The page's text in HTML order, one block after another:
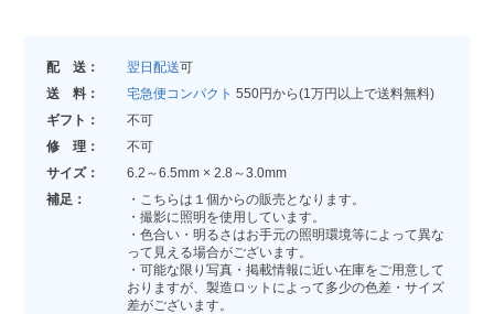
配 送： 翌日配送可
送 料：
宅急便コンパクト 550円から(1万円以上で送料無料)
ギフト：
不可
修 理：
不可
サイズ：
6.2～6.5mm × 2.8～3.0mm
補足：
・こちらは１個からの販売となります。
・撮影に照明を使用しています。
・色合い・明るさはお手元の照明環境等によって異な
って見える場合がございます。
・可能な限り写真・掲載情報に近い在庫をご用意して
おりますが、製造ロットによって多少の色差・サイズ
差がございます。